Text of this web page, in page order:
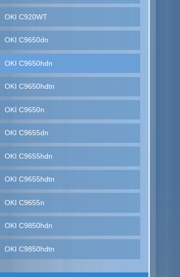
OKI C920WT
OKI C9650dn
OKI C9650hdn
OKI C9650hdtn
OKI C9650n
OKI C9655dn
OKI C9655hdn
OKI C9655hdtn
OKI C9655n
OKI C9850hdn
OKI C9850hdtn